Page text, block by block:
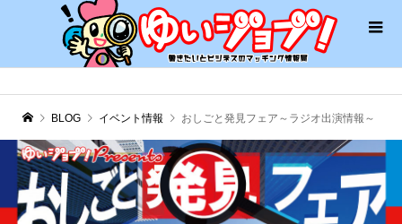
BLOG イベント情報 おしごと発見フェア～ラジオ出演情報～